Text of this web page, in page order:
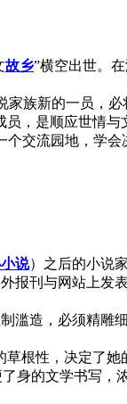
故乡”横空出世。
族新的一员，
，是顺应世情与
交流园地，学会
说）之后的小说
刊与网站上发
滥造，必须精雕
根性，决定了
身的文学书写